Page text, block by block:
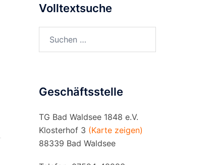
Volltextsuche
nach:
Geschäftsstelle
TG Bad Waldsee 1848 e.V.
Klosterhof 3 (Karte zeigen)
88339 Bad Waldsee